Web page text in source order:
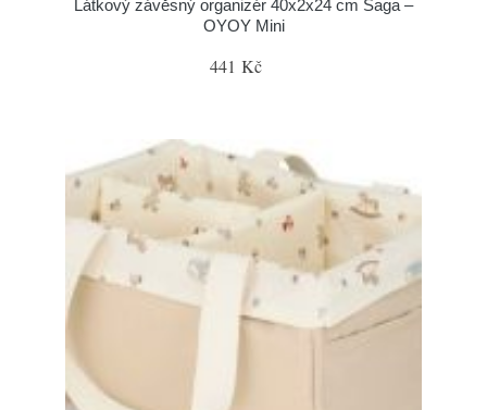
Látkový závěsný organizér 40x2x24 cm Saga –
OYOY Mini
441 Kč